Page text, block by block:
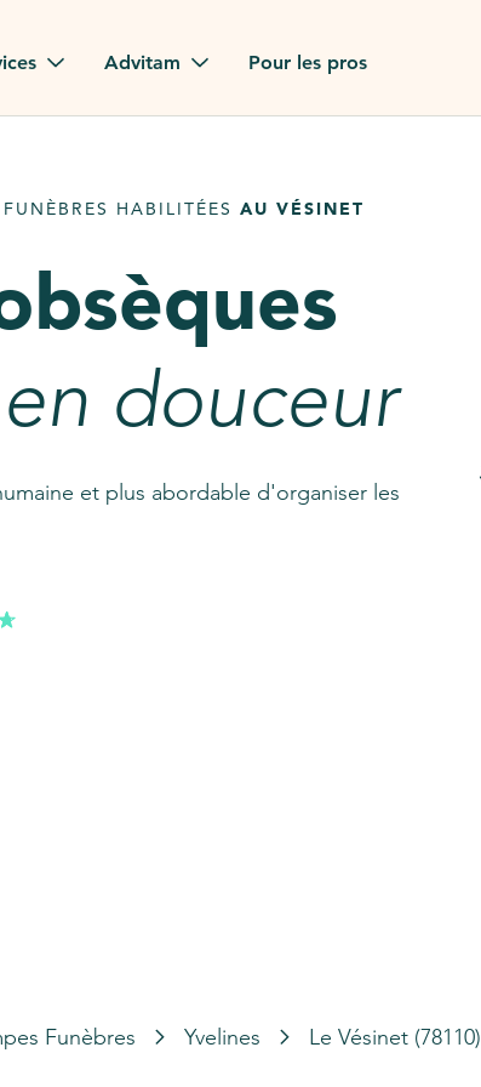
plus
Advitam
Advitam dans la presse
Consultez notre FAQ
Pour les pros
HABILITÉES AU VÉSINET
douceur
et plus abordable d'organiser les
Funèbres Yvelines Le Vésinet (78110)